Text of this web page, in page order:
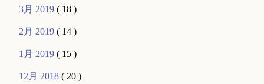
3月 2019( 18 )
2月 2019( 14 )
1月 2019( 15 )
12月 2018( 20 )